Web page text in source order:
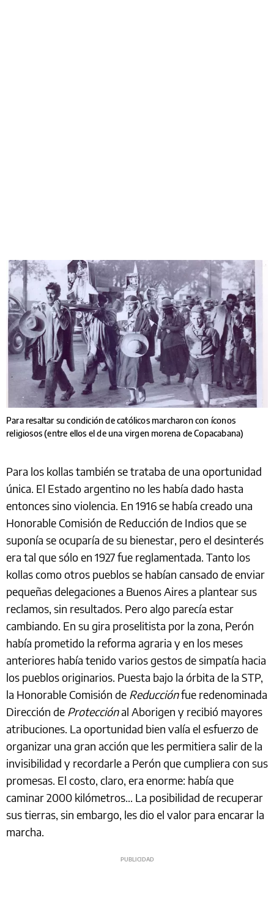
Para resaltar su condición de católicos marcharon con íconos
religiosos (entre ellos el de una virgen morena de Copacabana)
Para los kollas también se trataba de una oportunidad
única. El Estado argentino no les había dado hasta
entonces sino violencia. En 1916 se había creado una
Honorable Comisión de Reducción de Indios que se
suponía se ocuparía de su bienestar, pero el desinterés
era tal que sólo en 1927 fue reglamentada. Tanto los
kollas como otros pueblos se habían cansado de enviar
pequeñas delegaciones a Buenos Aires a plantear sus
reclamos, sin resultados. Pero algo parecía estar
cambiando. En su gira proselitista por la zona, Perón
había prometido la reforma agraria y en los meses
anteriores había tenido varios gestos de simpatía hacia
los pueblos originarios. Puesta bajo la órbita de la STP,
la Honorable Comisión de Reducciónfue redenominada
Dirección de Protecciónal Aborigen y recibió mayores
atribuciones. La oportunidad bien valía el esfuerzo de
organizar una gran acción que les permitiera salir de la
invisibilidad y recordarle a Perón que cumpliera con sus
promesas. El costo, claro, era enorme: había que
caminar 2000 kilómetros... La posibilidad de recuperar
sus tierras, sin embargo, les dio el valor para encarar la
marcha.